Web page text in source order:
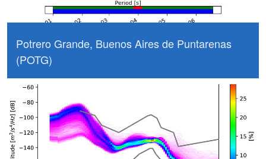
Potrero Grande, Buenos Aires de Puntarenas
(POTG)